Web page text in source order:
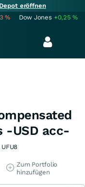
eröffnen
% Dow Jones +0,25%
-USD acc-
UFU8
Zum Portfolio
hinzufügen